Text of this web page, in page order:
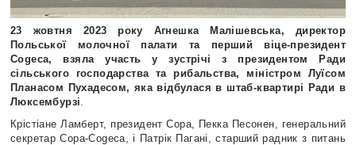
23 жовтня 2023 року Агнешка Малішевська, директор
Польської молочної палати та перший віце-президент
Cogeca, взяла участь у зустрічі з президентом Ради
сільського господарства та рибальства, міністром Луїсом
Планасом Пухадесом, яка відбулася в штаб-квартирі Ради в
Люксембурзі
Крістіане Ламберт, президент Copa, Пекка Песонен, генеральний
секретар Copa-Cogeca, і Патрік Пагані, старший радник з питань